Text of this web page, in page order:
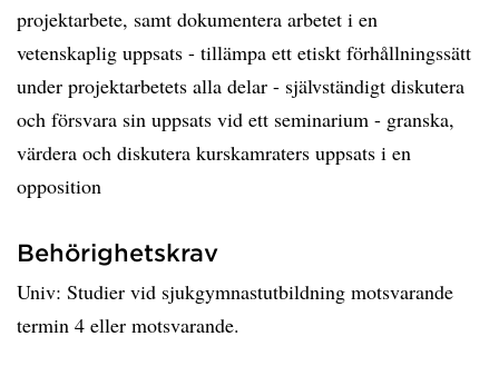
projektarbete, samt dokumentera arbetet i en
vetenskaplig uppsats - tillämpa ett etiskt förhållningssätt
under projektarbetets alla delar - självständigt diskutera
och försvara sin uppsats vid ett seminarium - granska,
värdera och diskutera kurskamraters uppsats i en
opposition
Behörighetskrav
Univ: Studier vid sjukgymnastutbildning motsvarande
termin 4 eller motsvarande.